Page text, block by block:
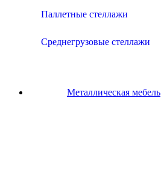
Паллетные стеллажи
Среднегрузовые стеллажи
Металлическая мебель